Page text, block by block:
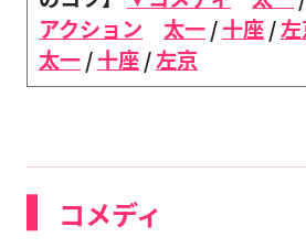
アクション
太一/十座/
太一/十座/左京
コメディ